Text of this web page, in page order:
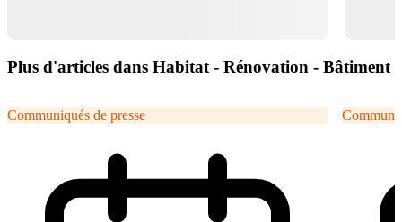
Plus d'articles dans Habitat - Rénovation - Bâtiment
Communiqués de presse